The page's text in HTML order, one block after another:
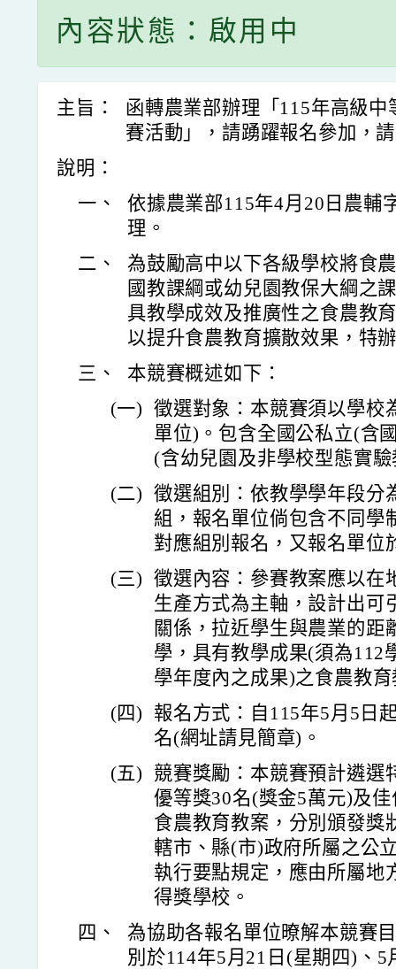
內容狀態：啟用中
主旨：
函轉農業部辦理「115年高級
賽活動」，請踴躍報名參加，
說明：
一、
依據農業部115年4月20日農輔
理。
二、
為鼓勵高中以下各級學校將食
國教課綱或幼兒園教保大綱之
具教學成效及推廣性之食農教
以提升食農教育擴散效果，特
三、
本競賽概述如下：
(一) 徵選對象：本競賽須以學校
單位)。包含全國公私立(含
(含幼兒園及非學校型態實
(二) 徵選組別：依教學學年段分
組，報名單位倘包含不同學
對應組別報名，又報名單位
(三) 徵選內容：參賽教案應以在
生產方式為主軸，設計出可
關係，拉近學生與農業的距
學，具有教學成果(須為112
學年度內之成果)之食農教
(四)
報名方式：自115年5月5日
名(網址請見簡章)。
(五)
競賽獎勵：本競賽預計遴選
優等獎30名(獎金5萬元)及
食農教育教案，分別頒發獎
轄市、縣(市)政府所屬之公
執行要點規定，應由所屬地
得獎學校。
四、
為協助各報名單位暸解本競賽
別於114年5月21日(星期四)、